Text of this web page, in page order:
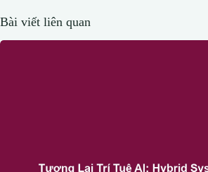
Bài viết liên quan